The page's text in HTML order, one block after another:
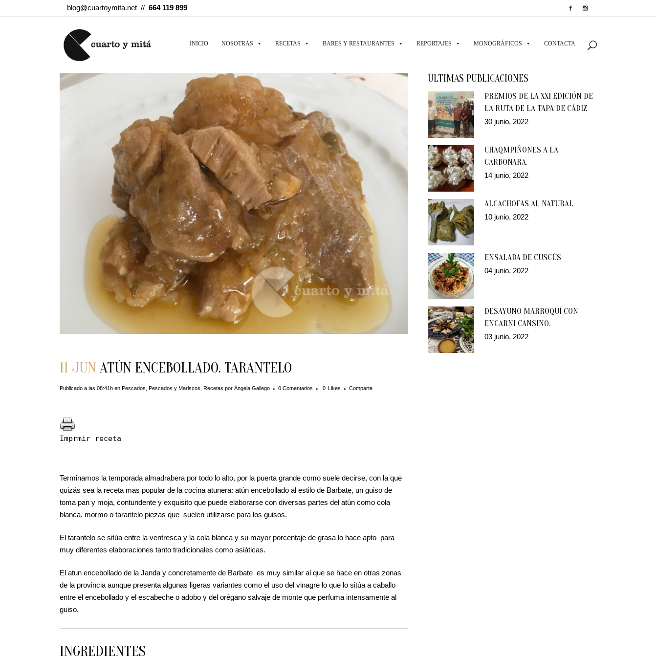
blog@cuartoymita.net // 664 119 899
INICIO NOSOTRAS RECETAS BARES Y RESTAURANTES REPORTAJES MONOGRÁFICOS CONTACTA
11 JUN ATÚN ENCEBOLLADO. TARANTELO
Publicado a las 08:41h en Pescados Pescados y Mariscos Recetas por Ángela Gallego 0 Comentarios 0 Likes Comparte
Imprmir receta
Terminamos la temporada almadrabera por todo lo alto, por la puerta grande como suele decirse, con la que
quizás sea la receta mas popular de la cocina atunera: atún encebollado al estilo de Barbate, un guiso de
toma pan y moja, contundente y exquisito que puede elaborarse con diversas partes del atún como cola
blanca, mormo o tarantelo piezas que suelen utilizarse para los guisos.
El tarantelo se sitúa entre la ventresca y la cola blanca y su mayor porcentaje de grasa lo hace apto para
muy diferentes elaboraciones tanto tradicionales como asiáticas.
El atun encebollado de la Janda y concretamente de Barbate es muy similar al que se hace en otras zonas
de la provincia aunque presenta algunas ligeras variantes como el uso del vinagre lo que lo sitúa a caballo
entre el encebollado y el escabeche o adobo y del orégano salvaje de monte que perfuma intensamente al
guiso.
INGREDIENTES
ÚLTIMAS PUBLICACIONES
PREMIOS DE LA XXI EDICIÓN DE
LA RUTA DE LA TAPA DE CÁDIZ
30 junio, 2022
CHAQMPIÑONES A LA
CARBONARA.
14 junio, 2022
ALCACHOFAS AL NATURAL
10 junio, 2022
ENSALADA DE CUSCÚS
04 junio, 2022
DESAYUNO MARROQUÍ CON
ENCARNI CANSINO.
03 junio, 2022